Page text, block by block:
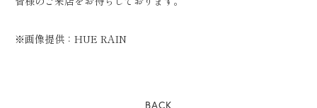
※画像提供：HUE RAIN
BACK